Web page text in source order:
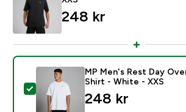
248 kr‎
Select this product - MP Men's
MP Men's Rest Day
Shirt - White - XXS
248 kr‎